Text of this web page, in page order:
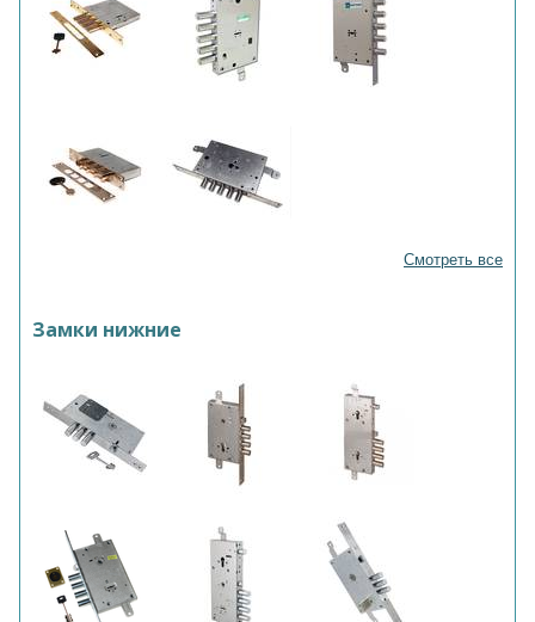
Смотреть все
Замки нижние